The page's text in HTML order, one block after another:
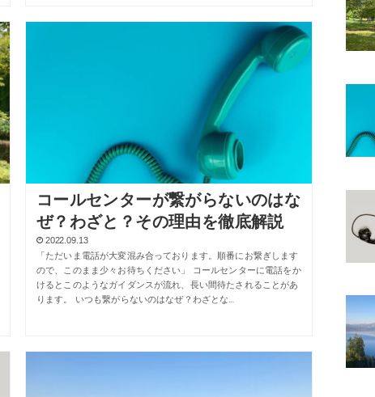
コールセンターが繋がらないのはな
ぜ？わざと？その理由を徹底解説
2022.09.13
「ただいま電話が大変混み合っております。順番にお繋ぎします
ので、このまま少々お待ちください」 コールセンターに電話をか
けるとこのようなガイダンスが流れ、長い間待たされることがあ
ります。 いつも繋がらないのはなぜ？わざとな…